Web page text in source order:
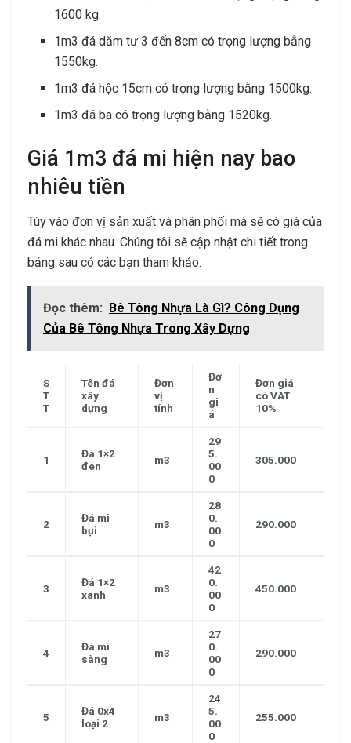
1600 kg.
1m3 đá dăm tư 3 đến 8cm có trọng lượng bằng
1550kg.
1m3 đá hộc 15cm có trọng lượng bằng 1500kg.
1m3 đá ba có trọng lượng bằng 1520kg.
Giá 1m3 đá mi hiện nay bao
nhiêu tiền
Tùy vào đơn vị sản xuất và phân phối mà sẽ có giá của
đá mi khác nhau. Chúng tôi sẽ cập nhật chi tiết trong
bảng sau có các bạn tham khảo.
Đọc thêm: Bê Tông Nhựa Là Gì? Công Dụng
Của Bê Tông Nhựa Trong Xây Dựng
S
T
T
Tên đá
xây
dựng
Đơn
vị
tính
Đơ
n
gi
á
Đơn giá
có VAT
10%
1
Đá 1×2
đen
m3
29
5.
00
0
305.000
2
Đá mi
bụi
m3
28
0.
00
0
290.000
3
Đá 1×2
xanh
m3
42
0.
00
0
450.000
4
Đá mi
sàng
m3
27
0.
00
0
290.000
5
Đá 0x4
loại 2
m3
24
5.
00
0
255.000